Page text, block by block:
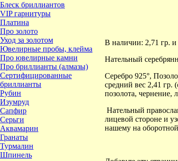
Блеск бриллиантов
VIP гарнитуры
Платина
Про золото
Уход за золотом
Ювелирные пробы, клейма
Про ювелирные камни
Про бриллианты (алмазы)
Сертифицированные
бриллианты
Рубин
Изумруд
Сапфир
Серьги
Аквамарин
Гранаты
Турмалин
Шпинель
В наличии: 2,71 гр. и
Нательный
Серебро 925°,
средний вес 2,41 гр.
позолота, чернение,
Нательный
лицевой стороне и
нашему на